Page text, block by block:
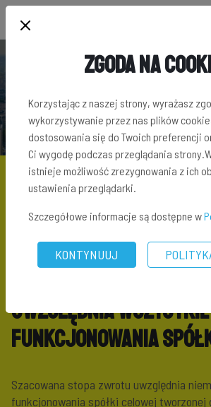
PYTANIA I
uwzględnia
funkcjonowania
Szacowana stopa zwrotu uwzględnia
funkcjonowania spółki celowej tworzonej
Zgoda na
Korzystając z naszej strony, wyrażasz
wykorzystywanie przez nas plików
dostosowania się do Twoich preferencji
Ci wygodę podczas przeglądania
istnieje możliwość zrezygnowania z ich
ustawienia przeglądarki.
Szczegółowe informacje są dostępne w
KONTYNUUJ